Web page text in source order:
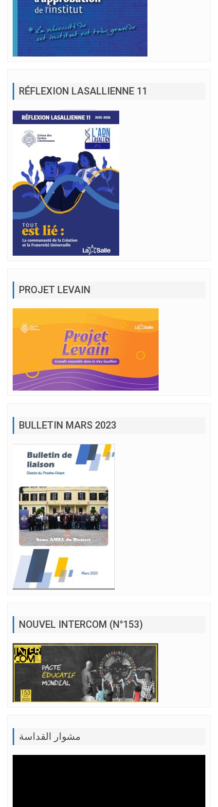
RÉFLEXION LASALLIENNE 11
PROJET LEVAIN
BULLETIN MARS 2023
NOUVEL INTERCOM (N°153)
مشوار القداسة